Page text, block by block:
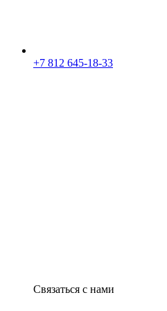
+7 812 645-18-33
Связаться с нами